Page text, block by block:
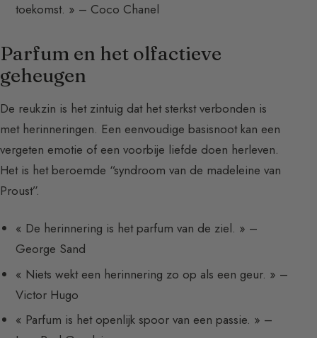
toekomst. » – Coco Chanel
Parfum en het olfactieve
geheugen
De reukzin is het zintuig dat het sterkst verbonden is
met herinneringen. Een eenvoudige basisnoot kan een
vergeten emotie of een voorbije liefde doen herleven.
Het is het beroemde “syndroom van de madeleine van
Proust”.
« De herinnering is het parfum van de ziel. » –
George Sand
« Niets wekt een herinnering zo op als een geur. » –
Victor Hugo
« Parfum is het openlijk spoor van een passie. » –